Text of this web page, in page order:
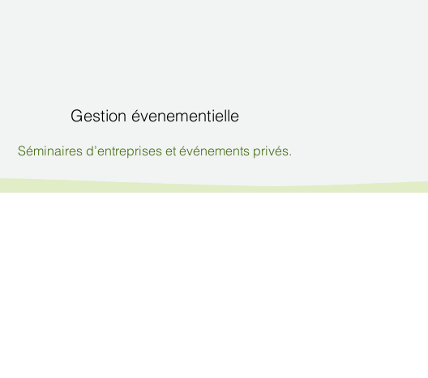
Gestion évenementielle
Séminaires d’entreprises et événements privés.